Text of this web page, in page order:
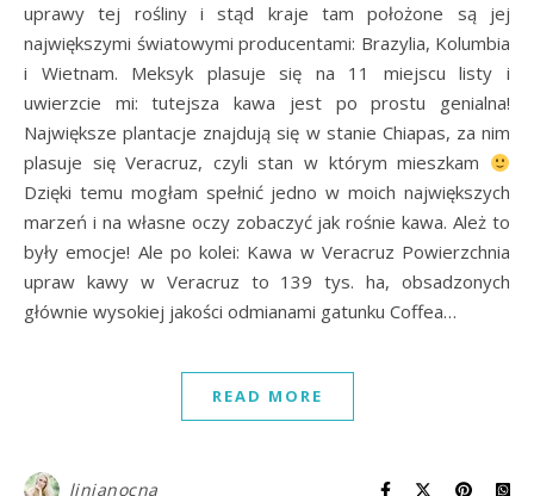
uprawy tej rośliny i stąd kraje tam położone są jej
największymi światowymi producentami: Brazylia, Kolumbia
i Wietnam. Meksyk plasuje się na 11 miejscu listy i
uwierzcie mi: tutejsza kawa jest po prostu genialna!
Największe plantacje znajdują się w stanie Chiapas, za nim
plasuje się Veracruz, czyli stan w którym mieszkam
Dzięki temu mogłam spełnić jedno w moich największych
marzeń i na własne oczy zobaczyć jak rośnie kawa. Ależ to
były emocje! Ale po kolei: Kawa w Veracruz Powierzchnia
upraw kawy w Veracruz to 139 tys. ha, obsadzonych
głównie wysokiej jakości odmianami gatunku Coffea…
READ MORE
linianocna